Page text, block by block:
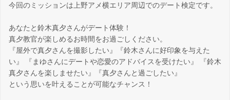
今回のミッションは上野アメ横エリア周辺でのデート検定です。
あなたと鈴木真夕さんがデート体験！
真夕教官が楽しめるお時間をお過ごしください。
『屋外で真夕さんを撮影したい』『鈴木さんに好印象を与えた
い』 『まゆさんにデートや恋愛のアドバイスを受けたい』 『鈴木
真夕さんを楽しませたい』『真夕さんと過ごしたい』
という思いを叶えることが可能なチャンス！